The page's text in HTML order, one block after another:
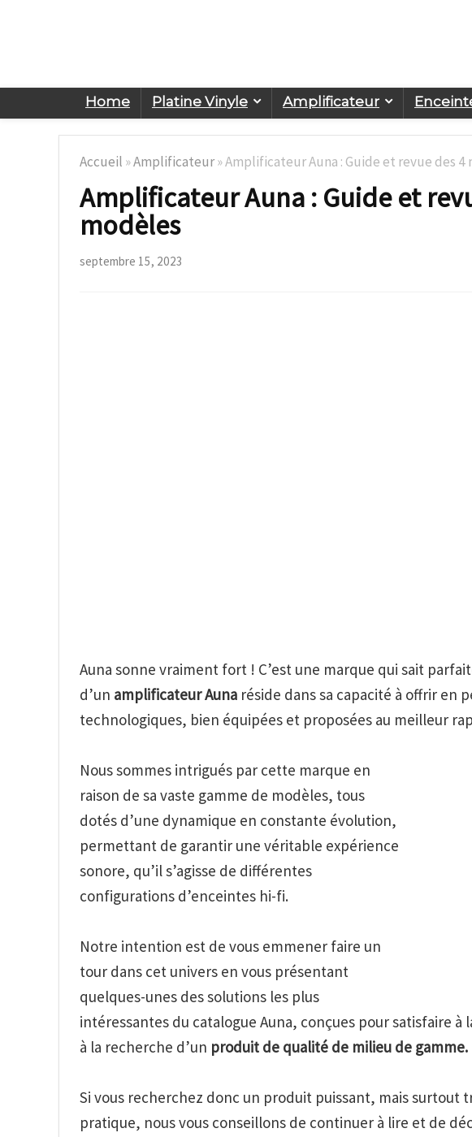
Home Platine Vinyle Amplificateur
Accueil »Amplificateur»Amplificateur Auna : Guide et revue des
Amplificateur Auna : Guide et
modèles
septembre 15, 2023
Auna sonne vraiment fort ! C’est une marque qui sait
d’un amplificateur Auna réside dans sa capacité à offrir en
technologiques, bien équipées et proposées au meilleur
Nous sommes intrigués par cette marque en
raison de sa vaste gamme de modèles, tous
dotés d’une dynamique en constante évolution,
permettant de garantir une véritable expérience
sonore, qu’il s’agisse de différentes
configurations d’enceintes hi-fi.
Notre intention est de vous emmener faire un
tour dans cet univers en vous présentant
quelques-unes des solutions les plus
intéressantes du catalogue Auna, conçues pour satisfaire à
à la recherche d’un produit de qualité de milieu de gamme.
Si vous recherchez donc un produit puissant, mais surtout
pratique, nous vous conseillons de continuer à lire et de